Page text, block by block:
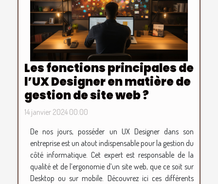
Les fonctions principales de
l’UX Designer en matière de
gestion de site web ?
14 janvier 2024 00:00
De nos jours, posséder un UX Designer dans son
entreprise est un atout indispensable pour la gestion du
côté informatique. Cet expert est responsable de la
qualité et de l’ergonomie d’un site web, que ce soit sur
Desktop ou sur mobile. Découvrez ici ces différents